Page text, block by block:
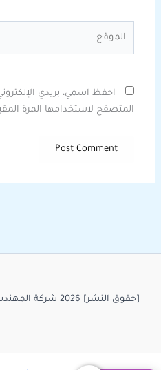
احفظ اسمي، بريدي
المتصفح لاستخدامها المرة
[حقوق النشر] 2026 شركة المهندس 0556719590 |تنفيذ